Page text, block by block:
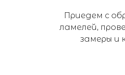
Приедем с
ламелей,
замеры и